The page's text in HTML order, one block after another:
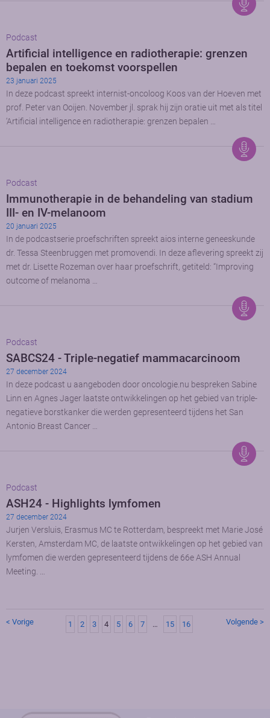
Podcast
Artificial intelligence en radiotherapie: grenzen
bepalen en toekomst voorspellen
23 januari 2025
In deze podcast spreekt internist-oncoloog Koos van der Hoeven met
prof. Peter van Ooijen. November jl. sprak hij zijn oratie uit met als titel
‘Artificial intelligence en radiotherapie: grenzen bepalen …
Podcast
Immunotherapie in de behandeling van stadium
III- en IV-melanoom
20 januari 2025
In de podcastserie proefschriften spreekt aios interne geneeskunde
dr. Tessa Steenbruggen met promovendi. In deze aflevering spreekt zij
met dr. Lisette Rozeman over haar proefschrift, getiteld: “Improving
outcome of melanoma …
Podcast
SABCS24 - Triple-negatief mammacarcinoom
27 december 2024
In deze podcast u aangeboden door oncologie.nu bespreken Sabine
Linn en Agnes Jager laatste ontwikkelingen op het gebied van triple-
negatieve borstkanker die werden gepresenteerd tijdens het San
Antonio Breast Cancer …
Podcast
ASH24 - Highlights lymfomen
27 december 2024
Jurjen Versluis, Erasmus MC te Rotterdam, bespreekt met Marie José
Kersten, Amsterdam MC, de laatste ontwikkelingen op het gebied van
lymfomen die werden gepresenteerd tijdens de 66e ASH Annual
Meeting. …
< Vorige 1 2 3 4 5 6 7 … 15 16 Volgende >